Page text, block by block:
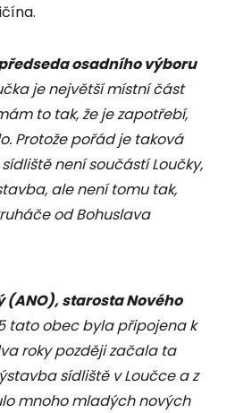
osadního výboru
je největší místní část
to tak, že je zapotřebí,
Protože pořád je taková
není součástí Loučky,
ale není tomu tak,
od Bohuslava
(ANO), starosta Nového
tato obec byla připojena k
roky později začala ta
sídliště v Loučce a z
mnoho mladých nových